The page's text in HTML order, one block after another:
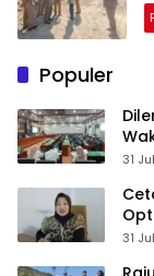
Populer
31
31